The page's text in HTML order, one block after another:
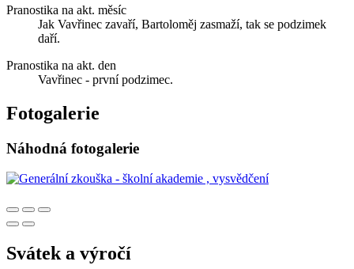
Pranostika na akt. měsíc
Jak Vavřinec zavaří, Bartoloměj zasmaží, tak se podzimek
daří.
Pranostika na akt. den
Vavřinec - první podzimec.
Fotogalerie
Náhodná fotogalerie
Svátek a výročí